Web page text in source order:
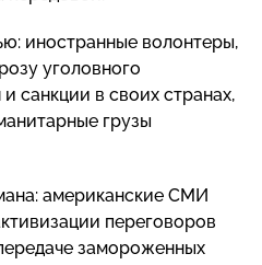
иностранные волонтеры,
уголовного
санкции в своих странах,
грузы
американские СМИ
переговоров
замороженных